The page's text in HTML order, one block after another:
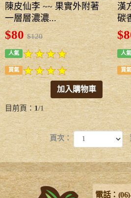
陳皮仙李 ~~ 果實外附著
一層層濃濃...
$80$120
人氣
買氣
加入購物車
漢
碳
人氣
買氣
目前頁：1/1
頁次：
電話：